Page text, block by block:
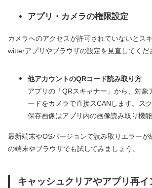
アプリ・カメラの権限設定
カメラへのアクセスが許可されていないとス
witterアプリやブラウザの設定を見直してくだ
他アカウントのQRコード読み取り方
アプリの「QRスキャナー」から、対象
ードをカメラで直接スCANします。ス
保存画像はアプリ内の画像読み取り機能
最新端末やOSバージョンで読み取りエラーが
の端末やブラウザでも試してみましょう。
キャッシュクリアやアプリ再イ